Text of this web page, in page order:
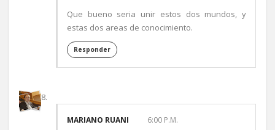
Que bueno seria unir estos dos mundos, y
estas dos areas de conocimiento.
Responder
MARIANO RUANI 6:00 P.M.